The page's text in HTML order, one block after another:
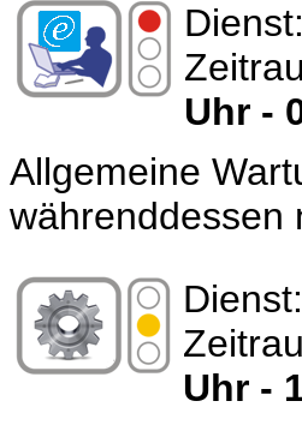
Uhr -
Allgemeine
währenddessen
Uhr -